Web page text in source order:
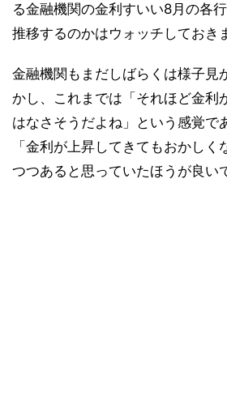
る金融機関の金利すいい8月の各
推移するのかはウォッチしておき
金融機関もまだしばらくは様子見
かし、これまでは「それほど金利
はなさそうだよね」という感覚で
「金利が上昇してきてもおかしく
つつあると思っていたほうが良い